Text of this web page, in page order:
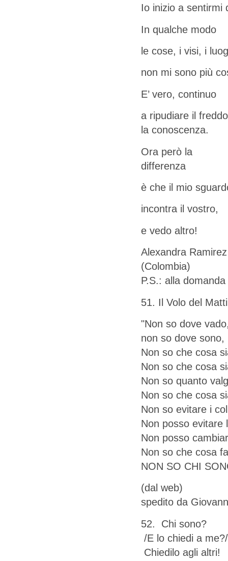
Io inizio a sentirmi
In qualche modo
le cose, i visi, i
non mi sono più
E’ vero, continuo
a ripudiare il
la conoscenza.
Ora però la
differenza
è che il mio
incontra il vostro,
e vedo altro!
Alexandra Ramirez
(Colombia)
P.S.: alla
51. Il Volo del
"Non so dove
non so dove
Non so che cosa
Non so che cosa
Non so quanto
Non so che cosa
Non so evitare i
Non posso evitare
Non posso
Non so che cosa
NON SO CHI
(dal web)
spedito da
52. Chi sono?
/E lo chiedi a me?/
Chiedilo agli altri!